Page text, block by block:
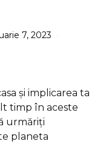
7, 2023
și implicarea ta
timp în aceste
urmăriți
planeta